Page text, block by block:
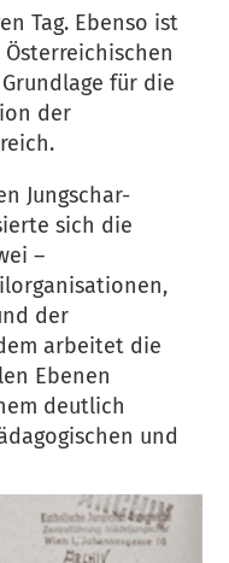
Tag. Ebenso ist
für die
der
Jungschar-
sich die
–
der
arbeitet die
Ebenen
deutlich
und